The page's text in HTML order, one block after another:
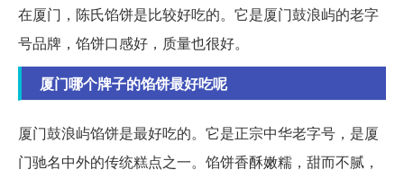
在厦门，陈氏馅饼是比较好吃的。它是厦门鼓浪屿的老字
号品牌，馅饼口感好，质量也很好。
厦门哪个牌子的馅饼最好吃呢
厦门鼓浪屿馅饼是最好吃的。它是正宗中华老字号，是厦
门驰名中外的传统糕点之一。馅饼香酥嫩糯，甜而不腻，